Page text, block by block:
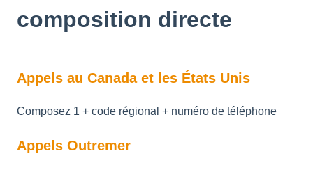
composition directe
Appels au Canada et les États Unis
Composez 1 + code régional + numéro de téléphone
Appels Outremer